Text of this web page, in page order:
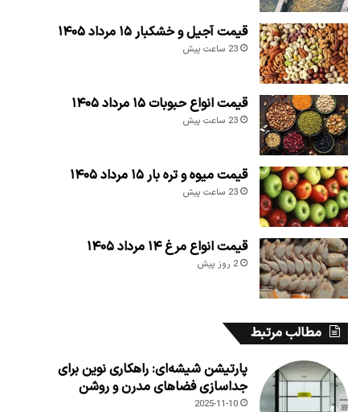
قیمت آجیل و خشکبار ۱۵ مرداد ۱۴۰۵
23 ساعت پیش
قیمت انواع حبوبات ۱۵ مرداد ۱۴۰۵
23 ساعت پیش
قیمت میوه و تره بار ۱۵ مرداد ۱۴۰۵
23 ساعت پیش
قیمت انواع مرغ ۱۴ مرداد ۱۴۰۵
2 روز پیش
مطالب مرتبط
پارتیشن شیشه‌ای: راهکاری نوین برای
جداسازی فضاهای مدرن و روشن
2025-11-10